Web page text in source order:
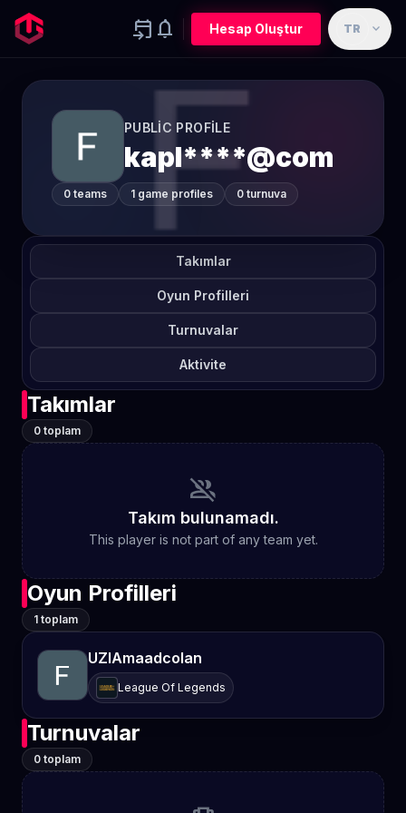
event_upcoming notifications Hesap Oluştur TR expand_more
PUBLIC PROFILE
kapl****@com
0 teams 1 game profiles 0 turnuva
Takımlar
Oyun Profilleri
Turnuvalar
Aktivite
Takımlar
0 toplam
group_off
Takım bulunamadı.
This player is not part of any team yet.
Oyun Profilleri
1 toplam
UZIAmaadcolan
League Of Legends
Turnuvalar
0 toplam